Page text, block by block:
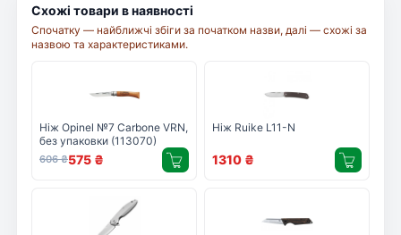
Схожі товари в наявності
Спочатку — найближчі збіги за початком назви, далі — схожі за
назвою та характеристиками.
Ніж Opinel №7 Carbone VRN,
без упаковки (113070)
606₴575 ₴
Ніж Ruike L11-N
1310 ₴